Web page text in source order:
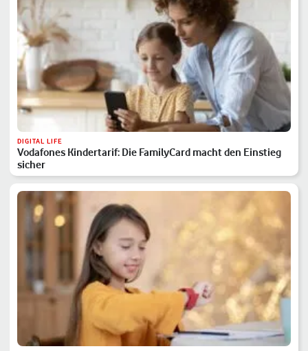
DIGITAL LIFE
Vodafones Kindertarif: Die FamilyCard macht den Einstieg
sicher